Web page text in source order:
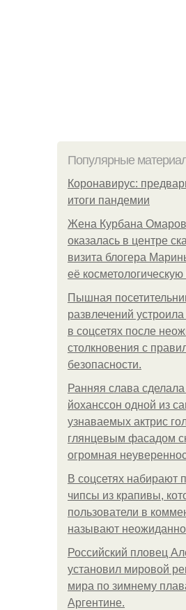
Популярные
Коронавирус:
итоги пандемии
Жена Курбана
оказалась в центре
визита блогера
её косметологическую
Пышная
развлечений
в соцсетях после
столкновения с
безопасности.
Ранняя слава сделала
йоханссон одной из
узнаваемых актрис
глянцевым фасадом
огромная
В соцсетях набирают
чипсы из крапивы,
пользователи в
называют
Российский пловец
установил мировой
мира по зимнему
Аргентине.